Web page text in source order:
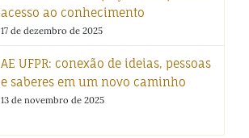
acesso ao conhecimento
17 de dezembro de 2025
AE UFPR: conexão de ideias, pessoas
e saberes em um novo caminho
13 de novembro de 2025